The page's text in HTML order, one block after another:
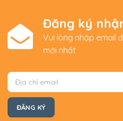
Đăng ký
Vui lòng nhập email
mới nhất